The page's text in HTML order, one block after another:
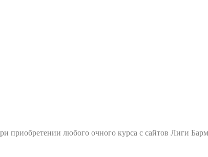
приобретении любого очного курса с сайтов Лиги